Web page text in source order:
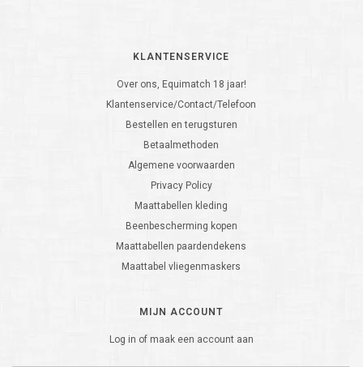
KLANTENSERVICE
Over ons, Equimatch 18 jaar!
Klantenservice/Contact/Telefoon
Bestellen en terugsturen
Betaalmethoden
Algemene voorwaarden
Privacy Policy
Maattabellen kleding
Beenbescherming kopen
Maattabellen paardendekens
Maattabel vliegenmaskers
MIJN ACCOUNT
Log in of maak een account aan